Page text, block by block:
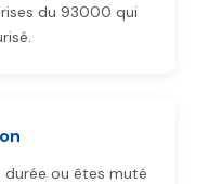
du 93000 qui
durée ou êtes muté